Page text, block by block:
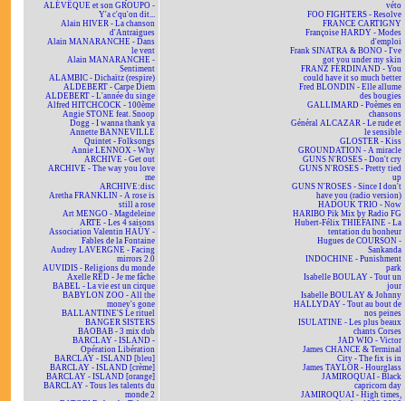
ALÉVÊQUE et son GROUPO -
Y'a c'qu'on dit...
Alain HIVER - La chanson
d'Antraigues
Alain MANARANCHE - Dans
le vent
Alain MANARANCHE -
Sentiment
ALAMBIC - Dichaïtz (respire)
ALDEBERT - Carpe Diem
ALDEBERT - L'année du singe
Alfred HITCHCOCK - 100ème
Angie STONE feat. Snoop
Dogg - I wanna thank ya
Annette BANNEVILLE
Quintet - Folksongs
Annie LENNOX - Why
ARCHIVE - Get out
ARCHIVE - The way you love
me
ARCHIVE:disc
Aretha FRANKLIN - A rose is
still a rose
Art MENGO - Magdeleine
ARTE - Les 4 saisons
Association Valentin HAÜY -
Fables de la Fontaine
Audrey LAVERGNE - Facing
mirrors 2.0
AUVIDIS - Religions du monde
Axelle RED - Je me fâche
BABEL - La vie est un cirque
BABYLON ZOO - All the
money's gone
BALLANTINE'S Le rituel
BANGER SISTERS
BAOBAB - 3 mix dub
BARCLAY - ISLAND -
Opération Libération
BARCLAY - ISLAND [bleu]
BARCLAY - ISLAND [crème]
BARCLAY - ISLAND [orange]
BARCLAY - Tous les talents du
monde 2
véto
FOO FIGHTERS - Resolve
FRANCE CARTIGNY
Françoise HARDY - Modes
d'emploi
Frank SINATRA & BONO - I've
got you under my skin
FRANZ FERDINAND - You
could have it so much better
Fred BLONDIN - Elle allume
des bougies
GALLIMARD - Poèmes en
chansons
Général ALCAZAR - Le rude et
le sensible
GLOSTER - Kiss
GROUNDATION - A miracle
GUNS N'ROSES - Don't cry
GUNS N'ROSES - Pretty tied
up
GUNS N'ROSES - Since I don't
have you (radio version)
HADOUK TRIO - Now
HARIBO Pik Mix by Radio FG
Hubert-Félix THIÉFAINE - La
tentation du bonheur
Hugues de COURSON -
Sankanda
INDOCHINE - Punishment
park
Isabelle BOULAY - Tout un
jour
Isabelle BOULAY & Johnny
HALLYDAY - Tout au bout de
nos peines
ISULATINE - Les plus beaux
chants Corses
JAD WIO - Victor
James CHANCE & Terminal
City - The fix is in
James TAYLOR - Hourglass
JAMIROQUAI - Black
capricorn day
JAMIROQUAI - High times,